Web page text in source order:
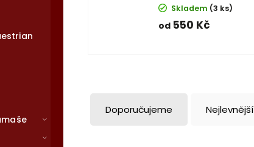
Skladem (3 ks)
od 550 Kč
Doporučujeme Nejlevnější